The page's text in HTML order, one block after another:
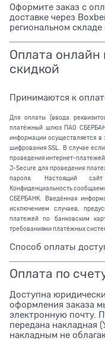
Оформите заказ с
доставке через
региональном складе
Оплата онлайн
скидкой
Принимаются к
Для оплаты (ввода
платёжный шлюз ПАО
информации осуществляется
шифрования SSL. В случае
проведения интернет-платежей
J-Secure для проведения
пароля. Настоящий
Конфиденциальность
СБЕРБАНК. Введённая
исключением случаев,
платежей по банковским
требованиями платёжных
Способ оплаты
Оплата по
Доступна
оформления заказа
электронную почту.
передана накладная
накладным не